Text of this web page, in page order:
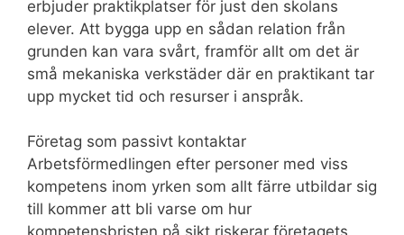
erbjuder praktikplatser för just den skolans
elever. Att bygga upp en sådan relation från
grunden kan vara svårt, framför allt om det är
små mekaniska verkstäder där en praktikant tar
upp mycket tid och resurser i anspråk.
Företag som passivt kontaktar
Arbetsförmedlingen efter personer med viss
kompetens inom yrken som allt färre utbildar sig
till kommer att bli varse om hur